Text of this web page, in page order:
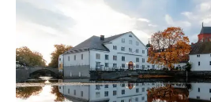
Välj tillvägagångssätt